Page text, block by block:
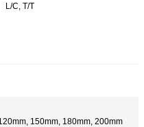
L/C, T/T
150mm, 180mm, 200mm